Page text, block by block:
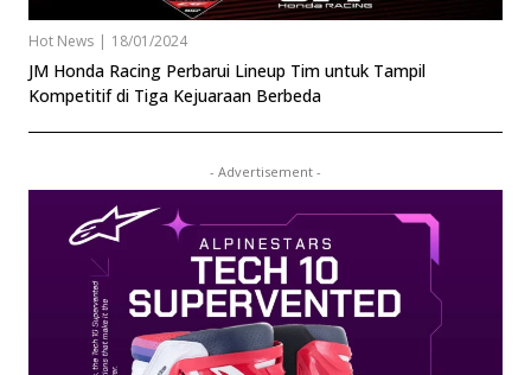
Hot News | 18/01/2024
JM Honda Racing Perbarui Lineup Tim untuk Tampil
Kompetitif di Tiga Kejuaraan Berbeda
- Advertisement -